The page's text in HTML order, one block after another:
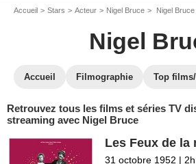
Accueil Stars Acteur Nigel Bruce Nigel
Nigel
Accueil Filmographie Top
Retrouvez tous les films et séries TV
streaming avec Nigel Bruce
Les Feux de la
31 octobre 1952 |